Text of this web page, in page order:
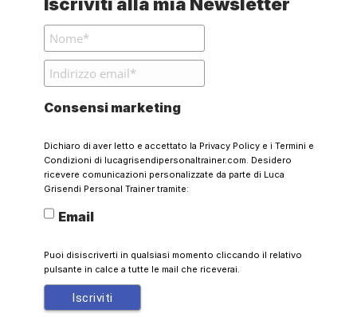
Consensi marketing
Dichiaro di aver letto e accettato la Privacy Policye i Termini e
Condizioni di lucagrisendipersonaltrainer.com. Desidero
ricevere comunicazioni personalizzate da parte di Luca
Grisendi Personal Trainer tramite:
Email
Puoi disiscriverti in qualsiasi momento cliccando il relativo
pulsante in calce a tutte le mail che riceverai.